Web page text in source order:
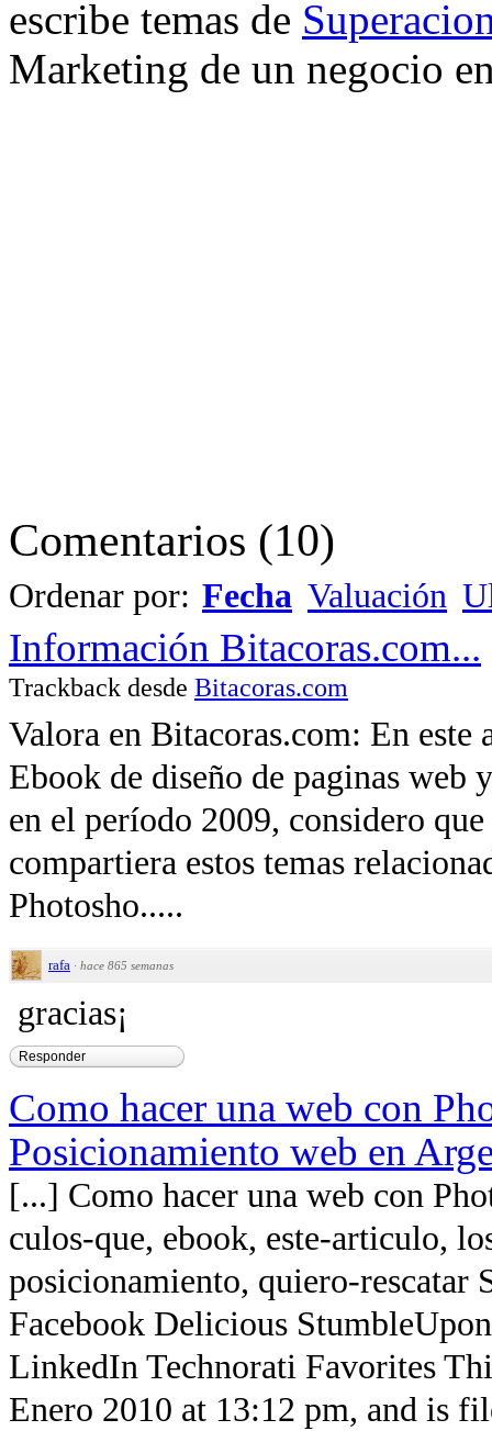
escribe temas de
Marketing de un negocio
Comentarios (10)
Ordenar por: Fecha Valuación
Información Bitacoras.com...
Trackback desde Bitacoras.com
Valora en Bitacoras.com: En
Ebook de diseño de paginas web
en el período 2009, considero
compartiera estos temas
Photosho.....
rafa · hace 865 semanas
gracias¡
Responder
Como hacer una web con
Posicionamiento web en
[...] Como hacer una web con
culos-que, ebook, este-articulo,
posicionamiento, quiero-rescatar
Facebook Delicious
LinkedIn Technorati Favorites
Enero 2010 at 13:12 pm, and is